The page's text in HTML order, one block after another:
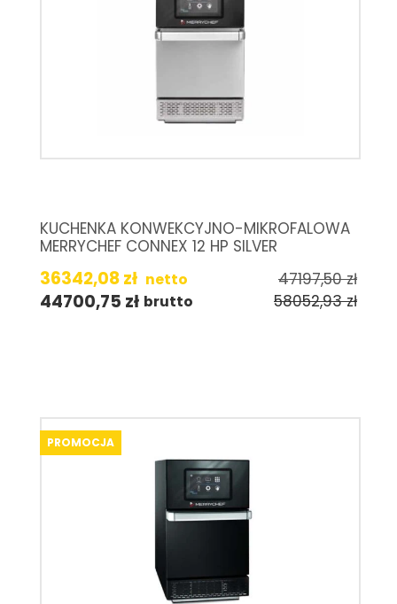
KUCHENKA KONWEKCYJNO-MIKROFALOWA
MERRYCHEF CONNEX 12 HP SILVER
36342,08zł netto 47197,50zł
44700,75 zł brutto 58052,93zł
PROMOCJA